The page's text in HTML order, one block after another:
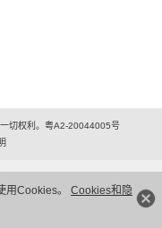
用Cookies。 Cookies和隐
切权利。粤A2-20044005号